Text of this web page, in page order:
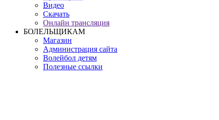
Видео
Скачать
Онлайн трансляция
БОЛЕЛЬЩИКАМ
Магазин
Администрация сайта
Волейбол детям
Полезные ссылки